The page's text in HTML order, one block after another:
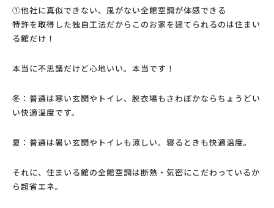
①他社に真似できない、風がない全館空調が体感できる
特許を取得した独自工法だからこのお家を建てられるのは住まい
る館だけ！
本当に不思議だけど心地いい。本当です！
冬：普通は寒い玄関やトイレ、脱衣場もさわぽかならちょうどい
い快適温度です。
夏：普通は暑い玄関やトイレも涼しい。寝るときも快適温度。
それに、住まいる館の全館空調は断熱・気密にこだわっているか
ら超省エネ。